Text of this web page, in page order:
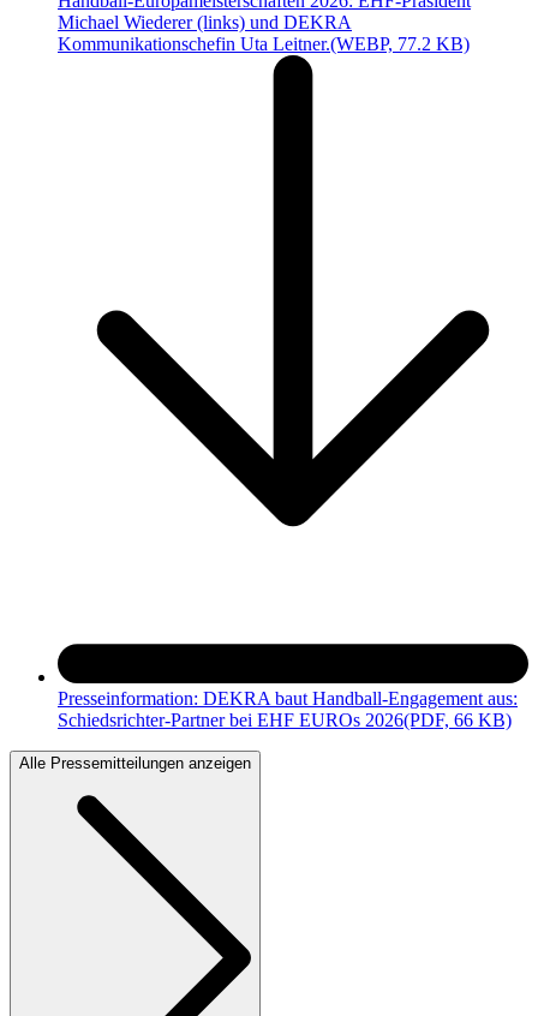
Michael Wiederer (links) und DEKRA
Kommunikationschefin Uta Leitner.(WEBP, 77.2 KB)
Presseinformation: DEKRA baut Handball-Engagement aus:
Schiedsrichter-Partner bei EHF EUROs 2026(PDF, 66 KB)
Alle Pressemitteilungen anzeigen